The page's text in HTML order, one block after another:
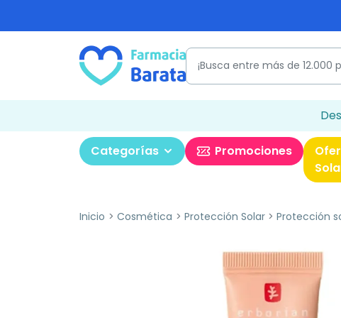
Categorías Promociones
Inicio Cosmética Protección Solar Protección